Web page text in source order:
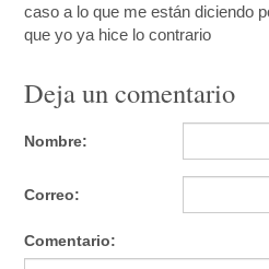
caso a lo que me están diciendo
que yo ya hice lo contrario
Deja un comentario
Nombre:
Correo:
Comentario: